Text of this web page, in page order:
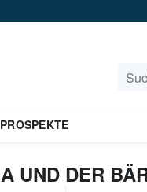
PROSPEKTE
UND DER